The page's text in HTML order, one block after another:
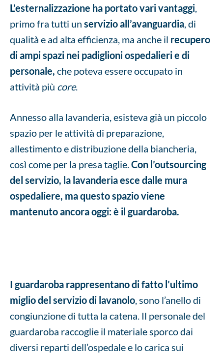
L’esternalizzazione ha portato vari vantaggi,
primo fra tutti un servizio all’avanguardia, di
qualità e ad alta efficienza, ma anche il recupero
di ampi spazi nei padiglioni ospedalieri e di
personale, che poteva essere occupato in
attività più core.
Annesso alla lavanderia, esisteva già un piccolo
spazio per le attività di preparazione,
allestimento e distribuzione della biancheria,
così come per la presa taglie.Con l’outsourcing
del servizio, la lavanderia esce dalle mura
ospedaliere, ma questo spazio viene
mantenuto ancora oggi: è il guardaroba.
I guardaroba rappresentano di fatto l’ultimo
miglio del servizio di lavanolo, sono l’anello di
congiunzione di tutta la catena. Il personale del
guardaroba raccoglie il materiale sporco dai
diversi reparti dell’ospedale e lo carica sui